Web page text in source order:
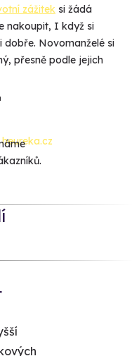
zážitek si žádá
nakoupit, I když si
dobře. Novomanželé si
přesně podle jejich